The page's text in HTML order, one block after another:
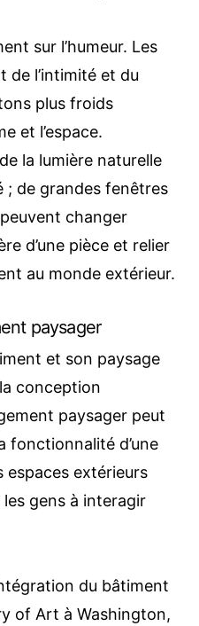
sur l’humeur. Les
de l’intimité et du
plus froids
et l’espace.
la lumière naturelle
; de grandes fenêtres
changer
d’une pièce et relier
au monde extérieur.
paysager
et son paysage
conception
paysager peut
fonctionnalité d’une
espaces extérieurs
gens à interagir
du bâtiment
of Art à Washington,